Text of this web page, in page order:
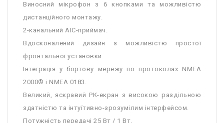
Виносний мікрофон з 6 кнопками та можливістю
дистанційного монтажу.
2-канальний АІС-приймач.
Вдосконалений дизайн з можливістю простої
фронтальної установки.
Інтеграція у бортову мережу по протоколах NMEA
2000® і NMEA 0183.
Великий, яскравий РК-екран з високою раздільною
здатністю та інтуїтивно-зрозумілим інтерфейсом.
Потужність передачі 25 Вт / 1 Вт.